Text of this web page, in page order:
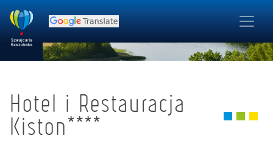
Hotel i Restauracja
Kiston****